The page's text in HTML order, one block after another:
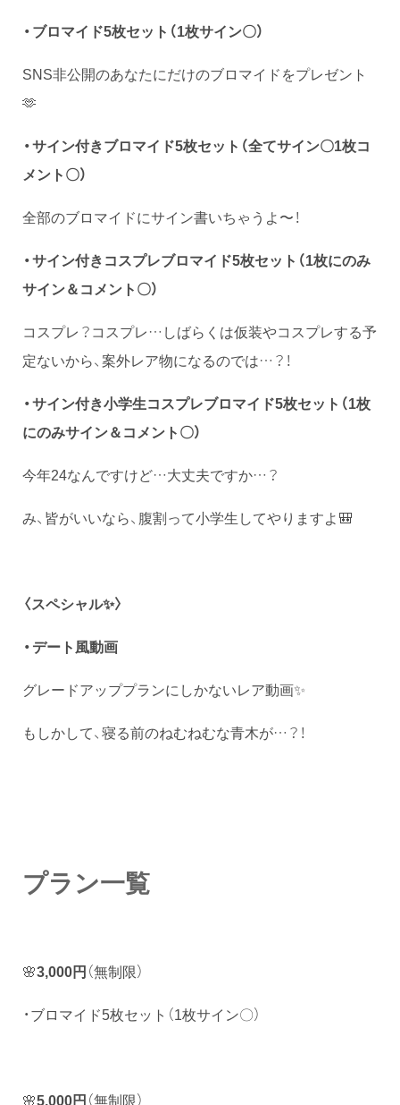
・ブロマイド5枚セット（1枚サイン〇）
SNS非公開のあなたにだけのブロマイドをプレゼント
🫶
・サイン付きブロマイド5枚セット（全てサイン〇1枚コ
メント〇）
全部のブロマイドにサイン書いちゃうよ〜！
・サイン付きコスプレブロマイド5枚セット（1枚にのみ
サイン＆コメント〇）
コスプレ？コスプレ…しばらくは仮装やコスプレする予
定ないから、案外レア物になるのでは…？！
・サイン付き小学生コスプレブロマイド5枚セット（1枚
にのみサイン＆コメント〇）
今年24なんですけど…大丈夫ですか…？
み、皆がいいなら、腹割って小学生してやりますよ🎒
〈スペシャル✨️〉
・デート風動画
グレードアッププランにしかないレア動画✨️
もしかして、寝る前のねむねむな青木が…？！
プラン一覧
🌸3,000円（無制限）
・ブロマイド5枚セット（1枚サイン〇）
🌸5,000円（無制限）